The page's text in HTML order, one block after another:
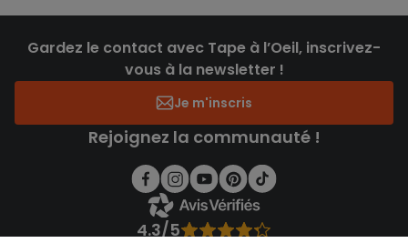
Gardez le contact avec Tape à l’Oeil, inscrivez-
vous à la newsletter !
Je m'inscris
Rejoignez la communauté !
4.3/5